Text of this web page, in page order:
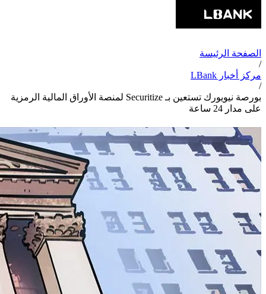
الصفحة الرئيسة
/
مركز أخبار LBank
/
بورصة نيويورك تستعين بـ Securitize لمنصة الأوراق المالية الرمزية
على مدار 24 ساعة